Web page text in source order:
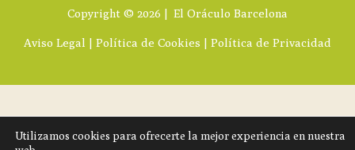
Copyright © 2026 | El Oráculo Barcelona
Aviso Legal | Política de Cookies | Política de Privacidad
Utilizamos cookies para ofrecerte la mejor experiencia en nuestra